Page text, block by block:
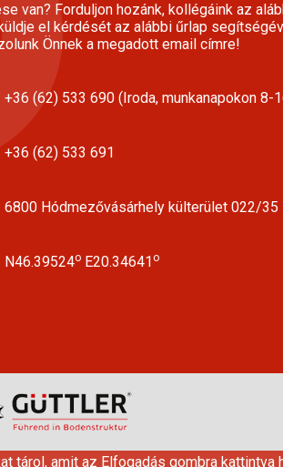
van? Forduljon hozánk, kollégáink az
el kérdését az alábbi űrlap
Önnek a megadott email címre!
+36 (62) 533 690 (Iroda, munkanapokon 8-
+36 (62) 533 691
6800 Hódmezővásárhely külterület 022/35
N46.39524o E20.34641 o
tárol, amit az Elfogadás gombra kattintva